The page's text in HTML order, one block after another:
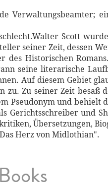
Verwaltungsbeamter;
Scott
seiner Zeit, dessen
Historischen
seine literarische
Auf diesem Gebiet
Zu seiner Zeit besaß
Pseudonym und behielt
Gerichtsschreiber und
Übersetzungen,
Herz von Midlothian".